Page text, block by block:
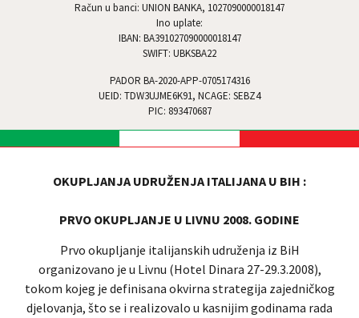
Račun u banci: UNION BANKA, 1027090000018147
Ino uplate:
IBAN: BA391027090000018147
SWIFT: UBKSBA22
PADOR BA-2020-APP-0705174316
UEID: TDW3UJME6K91, NCAGE: SEBZ4
PIC: 893470687
OKUPLJANJA UDRUŽENJA ITALIJANA U BIH :
PRVO OKUPLJANJE U LIVNU 2008. GODINE
Prvo okupljanje italijanskih udruženja iz BiH
organizovano je u Livnu (Hotel Dinara 27-29.3.2008),
tokom kojeg je definisana okvirna strategija zajedničkog
djelovanja, što se i realizovalo u kasnijim godinama rada